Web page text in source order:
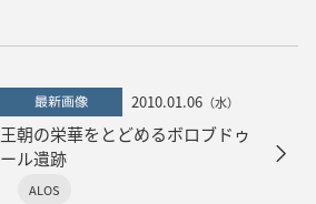
最新画像 2010.01.06 （水）
王朝の栄華をとどめるボロブドゥ
ール遺跡
ALOS